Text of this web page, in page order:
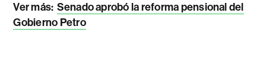
Ver más: Senado aprobó la reforma pensional del
Gobierno Petro